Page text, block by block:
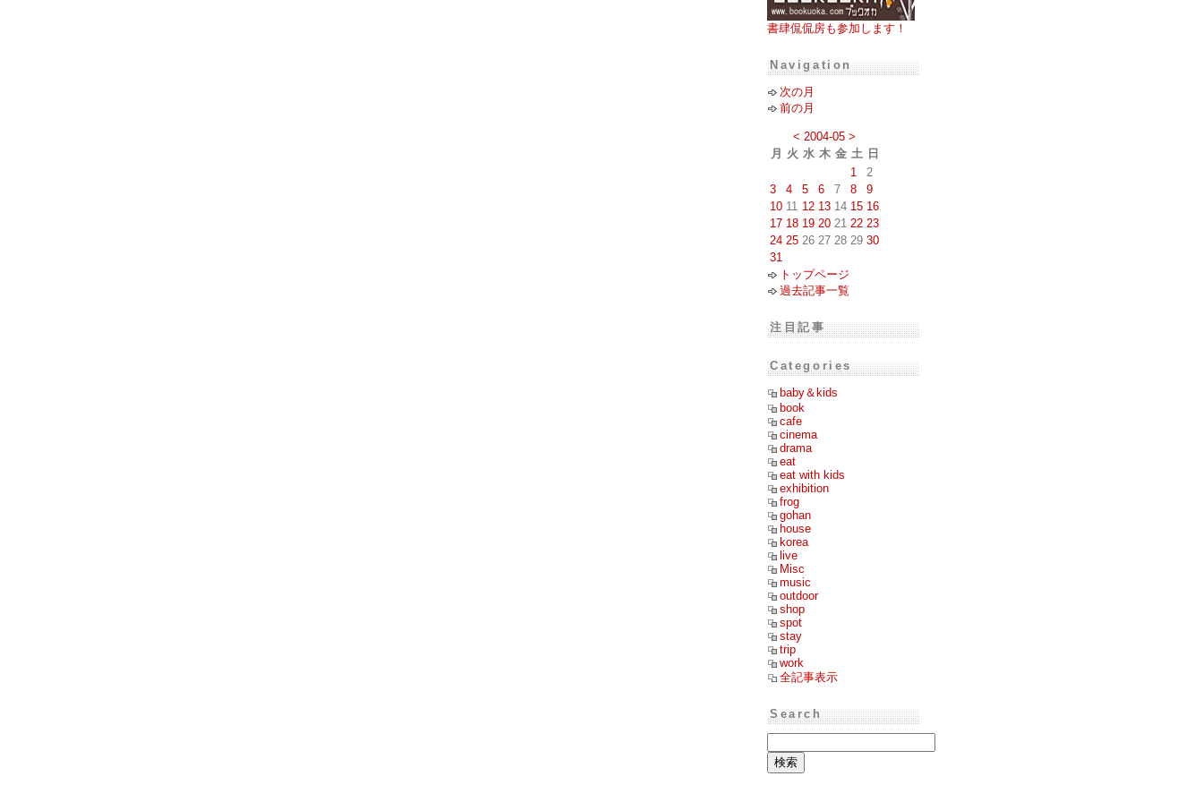
書肆侃侃房も参加します！
Navigation
次の月
前の月
< 2004-05 >
月
火 水 木 金 土 日
1
2
3
4 5 6 7 8
9
10 11 12 13 14 15 16
17 18 19 20 21 22 23
24 25 26 27 28 29 30
31
トップページ
過去記事一覧
注目記事
Categories
baby＆kids
book
cafe
cinema
drama
eat
eat with kids
exhibition
frog
gohan
house
korea
live
Misc
music
outdoor
shop
spot
stay
trip
work
全記事表示
Search